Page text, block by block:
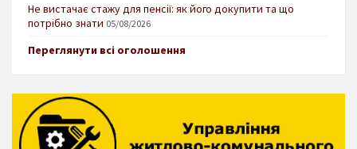
Не вистачає стажу для пенсії: як його докупити та що
потрібно знати 05/08/2026
Переглянути всі оголошення